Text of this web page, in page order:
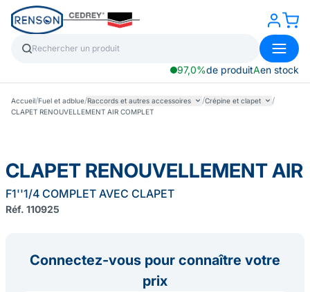
97,0%de produitAen stock
Accueil/Fuel et adblue/Raccords et autres accessoires /Crépine et clapet /
CLAPET RENOUVELLEMENT AIR COMPLET
CLAPET RENOUVELLEMENT AIR
F1''1/4 COMPLET AVEC CLAPET
Réf. 110925
Connectez-vous pour connaître votre
prix